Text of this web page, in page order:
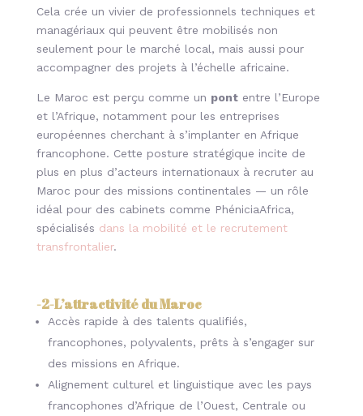
Cela crée un vivier de professionnels techniques et
managériaux qui peuvent être mobilisés non
seulement pour le marché local, mais aussi pour
accompagner des projets à l’échelle africaine.
Le Maroc est perçu comme un pontentre l’Europe
et l’Afrique, notamment pour les entreprises
européennes cherchant à s’implanter en Afrique
francophone. Cette posture stratégique incite de
plus en plus d’acteurs internationaux à recruter au
Maroc pour des missions continentales — un rôle
idéal pour des cabinets comme PhéniciaAfrica,
spécialisés dans la mobilité et le recrutement
transfrontalier.
-2-L’attractivité du Maroc
Accès rapide à des talents qualifiés,
francophones, polyvalents, prêts à s’engager sur
des missions en Afrique.
Alignement culturel et linguistique avec les pays
francophones d’Afrique de l’Ouest, Centrale ou